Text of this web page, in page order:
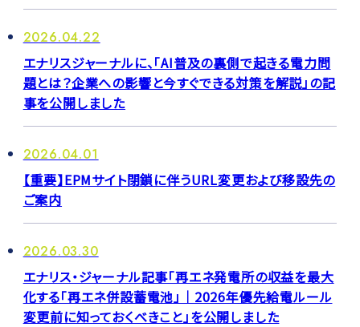
2026.04.22
エナリスジャーナルに、「AI普及の裏側で起きる電力問
題とは？企業への影響と今すぐできる対策を解説」の記
事を公開しました
2026.04.01
【重要】EPMサイト閉鎖に伴うURL変更および移設先の
ご案内
2026.03.30
エナリス・ジャーナル記事「再エネ発電所の収益を最大
化する「再エネ併設蓄電池」｜2026年優先給電ルール
変更前に知っておくべきこと」を公開しました